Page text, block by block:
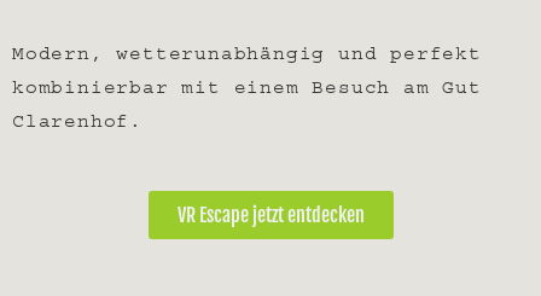
Modern, wetterunabhängig und perfekt
kombinierbar mit einem Besuch am Gut
Clarenhof.
VR Escape jetzt entdecken